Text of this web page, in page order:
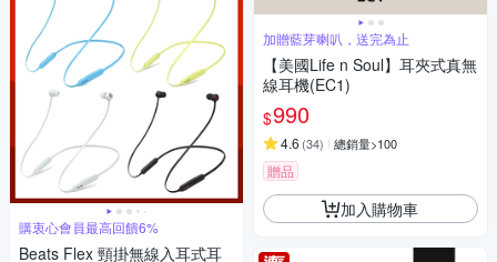
購衷心會員最高回饋6%
Beats Flex 頸掛無線入耳式耳
加贈藍芽喇叭，送完為止
【美國Life n Soul】耳夾式真無
線耳機(EC1)
$990
4.6 (34) 總銷量>100
贈品
加入購物車